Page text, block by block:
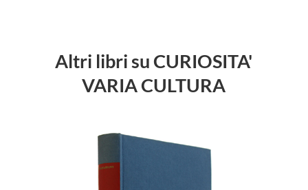
Altri libri su CURIOSITA'
VARIA CULTURA